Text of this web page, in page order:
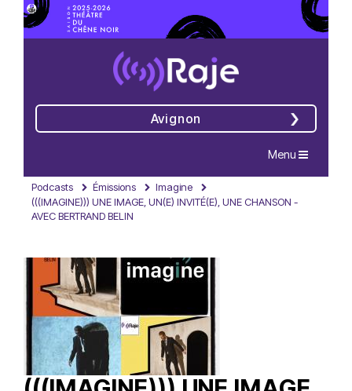
Avignon
Navigation
Menu
Podcasts Émissions
Imagine
(((IMAGINE))) UNE IMAGE, UN(E) INVITÉ(E), UNE CHANSON -
AVEC BERTRAND BELIN